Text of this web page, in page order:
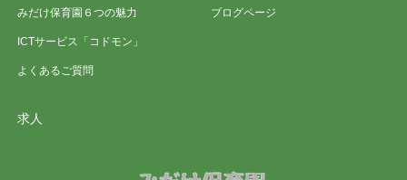
みだけ保育園６つの魅力
ICTサービス「コドモン」
よくあるご質問
ブログページ
求人